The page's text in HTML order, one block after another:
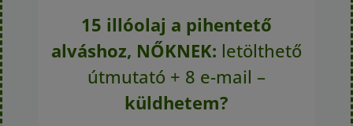
15 illóolaj a pihentető
alváshoz, NŐKNEK: letölthető
útmutató + 8 e-mail –
küldhetem?